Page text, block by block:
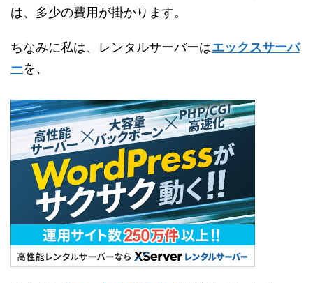
は、多少の費用が掛かります。
ちなみに私は、 レンタルサーバーはエックスサーバ
ーを、